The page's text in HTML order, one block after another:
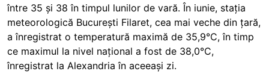
între 35 și 38 în timpul lunilor de vară. În iunie, stația
meteorologică București Filaret, cea mai veche din țară,
a înregistrat o temperatură maximă de 35,9°C, în timp
ce maximul la nivel național a fost de 38,0°C,
înregistrat la Alexandria în aceeași zi.